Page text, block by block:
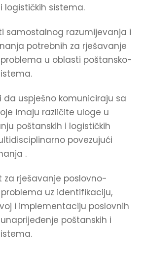
logističkih sistema.
samostalnog razumijevanja i
potrebnih za rješavanje
u oblasti poštansko-
da uspješno komuniciraju sa
imaju različite uloge u
poštanskih i logističkih
povezujući
.
za rješavanje poslovno-
uz identifikaciju,
i implementaciju poslovnih
poštanskih i